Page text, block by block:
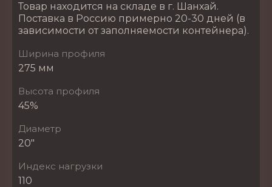
Товар находится на складе в г. Шанхай.
Поставка в Россию примерно 20-30 дней (в
зависимости от заполняемости контейнера).
Ширина профиля
275 мм
Высота профиля
45%
Диаметр
20"
Индекс нагрузки
110